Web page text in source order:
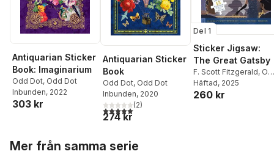
Antiquarian Sticker
Book: Imaginarium
Odd Dot, Odd Dot
Inbunden, 2022
303 kr
Antiquarian Sticker
Book
Odd Dot, Odd Dot
Inbunden, 2020
5,0utav 5 stjärnor. Totalt antal röster:
(2)
274 kr
Del 1
Sticker Jigsaw:
The Great Gatsby
F. Scott Fitzgerald,
Dot
Häftad, 2025
260 kr
Mer från samma serie